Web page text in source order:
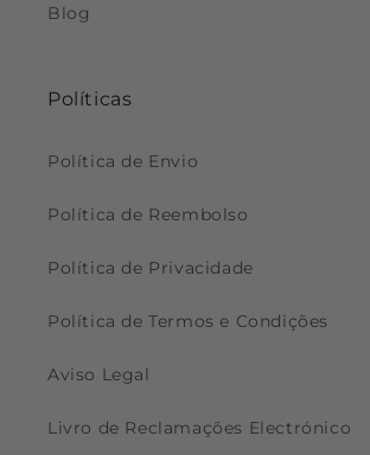
Blog
Políticas
Política de Envio
Política de Reembolso
Política de Privacidade
Política de Termos e Condições
Aviso Legal
Livro de Reclamações Electrónico